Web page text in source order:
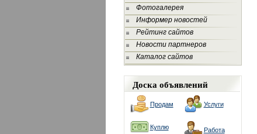
Фотогалерея
Информер новостей
Рейтинг сайтов
Новости партнеров
Каталог сайтов
Доска объявлений
Продам Услуги
Куплю Работа